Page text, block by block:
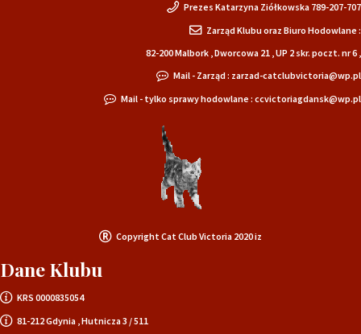
Prezes Katarzyna Ziółkowska 789-207-707
Zarząd Klubu oraz Biuro Hodowlane :
82-200 Malbork , Dworcowa 21 , UP 2 skr. poczt. nr 6 ,
Mail - Zarząd : zarzad-catclubvictoria@wp.pl
Mail - tylko sprawy hodowlane : ccvictoriagdansk@wp.pl
Copyright Cat Club Victoria 2020 iz
Dane Klubu
KRS 0000835054
81-212 Gdynia , Hutnicza 3 / 511